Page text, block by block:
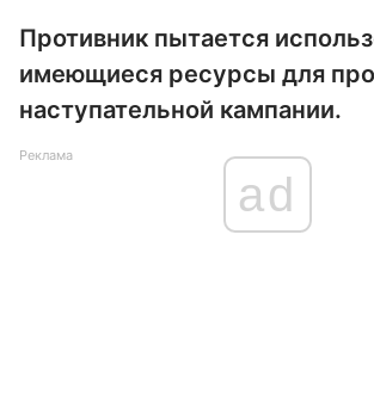
Противник пытается
имеющиеся ресурсы для
наступательной кампании.
Реклама
ad